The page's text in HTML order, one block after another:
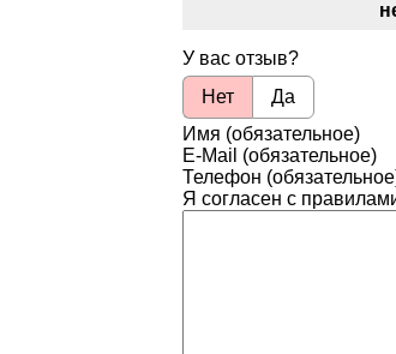
У вас отзыв?
Нет
Да
Имя (обязательное)
E-Mail (обязательное)
Телефон
Я согласен с